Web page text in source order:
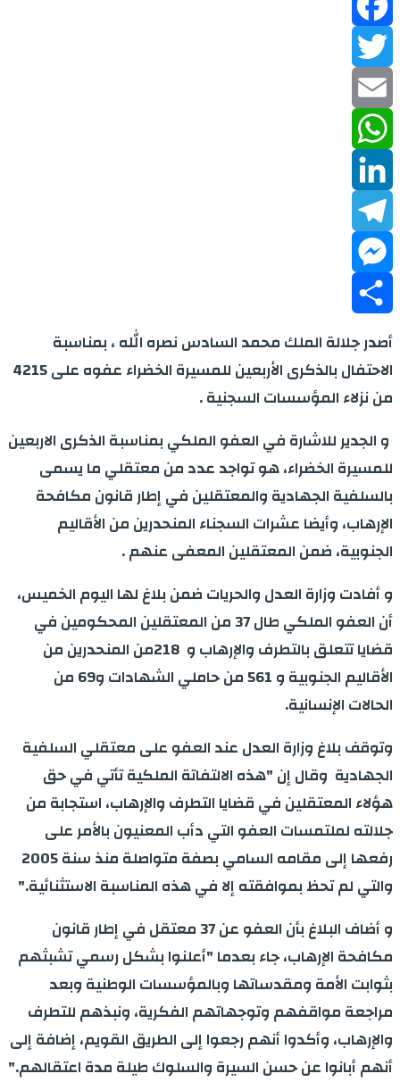
Facebook
Twitter
Email
WhatsApp
LinkedIn
Telegram
Messenger
Share
أصدر جلالة الملك محمد السادس نصره الله ، بمناسبة
الاحتفال بالذكرى الأربعين للمسيرة الخضراء عفوه على 4215
من نزلاء المؤسسات السجنية .
و الجدير للاشارة في العفو الملكي بمناسبة الذكرى الاربعين
للمسيرة الخضراء، هو تواجد عدد من معتقلي ما يسمى
بالسلفية الجهادية والمعتقلين في إطار قانون مكافحة
الإرهاب، وأيضا عشرات السجناء المنحدرين من الأقاليم
الجنوبية، ضمن المعتقلين المعفى عنهم .
و أفادت وزارة العدل والحريات ضمن بلاغ لها اليوم الخميس،
أن العفو الملكي طال 37 من المعتقلين المحكومين في
قضايا تتعلق بالتطرف والإرهاب و 218من المنحدرين من
الأقاليم الجنوبية و 561 من حاملي الشهادات و69 من
الحالات الإنسانية.
وتوقف بلاغ وزارة العدل عند العفو على معتقلي السلفية
الجهادية وقال إن "هذه الالتفاتة الملكية تأتي في حق
هؤلاء المعتقلين في قضايا التطرف والإرهاب، استجابة من
جلالته لملتمسات العفو التي دأب المعنيون بالأمر على
رفعها إلى مقامه السامي بصفة متواصلة منذ سنة 2005
والتي لم تحظ بموافقته إلا في هذه المناسبة الاستثنائية".
و أضاف البلاغ بأن العفو عن 37 معتقل في إطار قانون
مكافحة الإرهاب، جاء بعدما "أعلنوا بشكل رسمي تشبثهم
بثوابت الأمة ومقدساتها وبالمؤسسات الوطنية وبعد
مراجعة مواقفهم وتوجهاتهم الفكرية، ونبذهم للتطرف
والإرهاب، وأكدوا أنهم رجعوا إلى الطريق القويم، إضافة إلى
أنهم أبانوا عن حسن السيرة والسلوك طيلة مدة اعتقالهم".